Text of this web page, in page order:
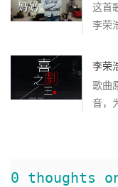
这首
李荣
李荣
歌曲
音，